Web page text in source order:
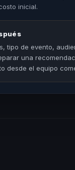
inicial.
tipo de evento,
una
desde el equipo